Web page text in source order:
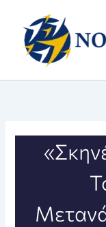
περιεχόμενο